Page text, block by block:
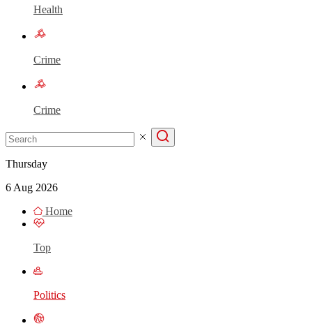
Health
Crime
Crime
Thursday
6 Aug 2026
Home
Top
Politics